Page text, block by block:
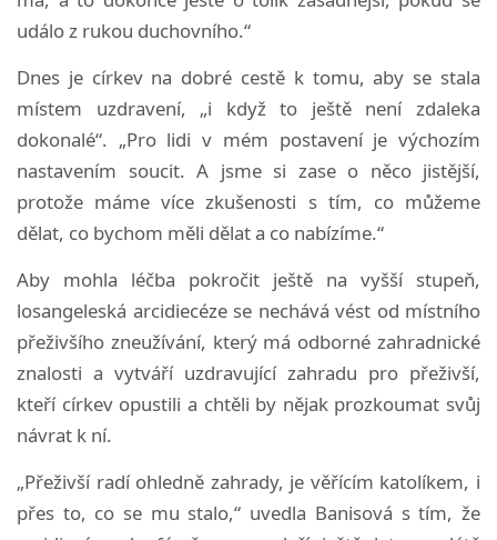
událo z rukou duchovního.“
Dnes je církev na dobré cestě k tomu, aby se stala
místem uzdravení, „i když to ještě není zdaleka
dokonalé“. „Pro lidi v mém postavení je výchozím
nastavením soucit. A jsme si zase o něco jistější,
protože máme více zkušenosti s tím, co můžeme
dělat, co bychom měli dělat a co nabízíme.“
Aby mohla léčba pokročit ještě na vyšší stupeň,
losangeleská arcidiecéze se nechává vést od místního
přeživšího zneužívání, který má odborné zahradnické
znalosti a vytváří uzdravující zahradu pro přeživší,
kteří církev opustili a chtěli by nějak prozkoumat svůj
návrat k ní.
„Přeživší radí ohledně zahrady, je věřícím katolíkem, i
přes to, co se mu stalo,“ uvedla Banisová s tím, že